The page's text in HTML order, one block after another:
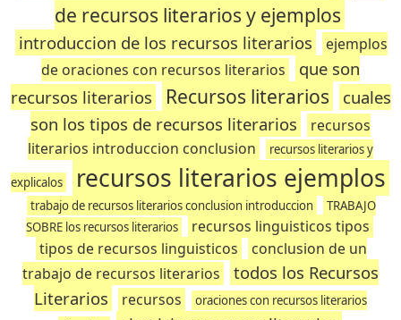
de recursos literarios y ejemplos
introduccion de los recursos literarios
ejemplos
de oraciones con recursos literarios
que son
recursos literarios
Recursos literarios
cuales
son los tipos de recursos literarios
recursos
literarios introduccion conclusion
recursos literarios y
explicalos recursos literarios ejemplos
trabajo de recursos literarios conclusion introduccion
TRABAJO
SOBRE los recursos literarios
recursos linguisticos tipos
tipos de recursos linguisticos
conclusion de un
trabajo de recursos literarios
todos los Recursos
Literarios
recursos
oraciones con recursos literarios